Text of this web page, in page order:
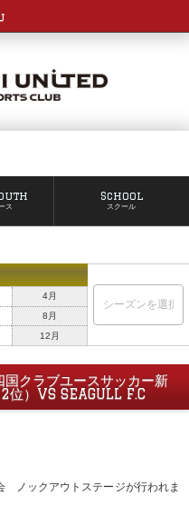
ス
School
スクール
4月
8月
12月
クラブユースサッカー新
）VS SEAGULL F.C
ノックアウトステージが行われま